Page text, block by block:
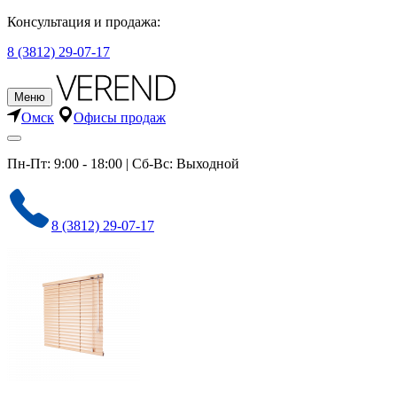
Консультация и продажа:
8 (3812) 29-07-17
Меню
Омск Офисы продаж
Пн-Пт: 9:00 - 18:00 | Сб-Вс: Выходной
8 (3812) 29-07-17